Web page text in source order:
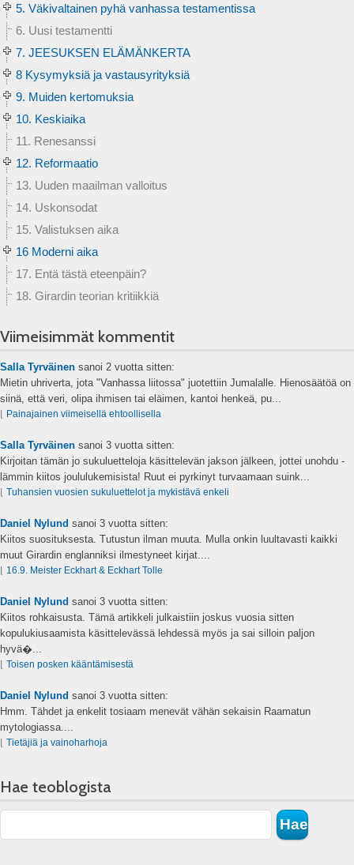
5. Väkivaltainen pyhä vanhassa testamentissa
6. Uusi testamentti
7. JEESUKSEN ELÄMÄNKERTA
8 Kysymyksiä ja vastausyrityksiä
9. Muiden kertomuksia
10. Keskiaika
11. Renesanssi
12. Reformaatio
13. Uuden maailman valloitus
14. Uskonsodat
15. Valistuksen aika
16 Moderni aika
17. Entä tästä eteenpäin?
18. Girardin teorian kritiikkiä
Viimeisimmät kommentit
Salla Tyrväinen sanoi 2 vuotta sitten:
Mietin uhriverta, jota "Vanhassa liitossa" juotettiin Jumalalle. Hienosäätöä on
siinä, että veri, olipa ihmisen tai eläimen, kantoi henkeä, pu...
⌊ Painajainen viimeisellä ehtoollisella
Salla Tyrväinen sanoi 3 vuotta sitten:
Kirjoitan tämän jo sukuluetteloja käsittelevän jakson jälkeen, jottei unohdu -
lämmin kiitos joululukemisista! Ruut ei pyrkinyt turvaamaan suink...
⌊ Tuhansien vuosien sukuluettelot ja mykistävä enkeli
Daniel Nylund sanoi 3 vuotta sitten:
Kiitos suosituksesta. Tutustun ilman muuta. Mulla onkin luultavasti kaikki
muut Girardin englanniksi ilmestyneet kirjat....
⌊ 16.9. Meister Eckhart & Eckhart Tolle
Daniel Nylund sanoi 3 vuotta sitten:
Kiitos rohkaisusta. Tämä artikkeli julkaistiin joskus vuosia sitten
kopulukiusaamista käsittelevässä lehdessä myös ja sai silloin paljon
hyvä�...
⌊ Toisen posken kääntämisestä
Daniel Nylund sanoi 3 vuotta sitten:
Hmm. Tähdet ja enkelit tosiaam menevät vähän sekaisin Raamatun
mytologiassa....
⌊ Tietäjiä ja vainoharhoja
Hae teoblogista